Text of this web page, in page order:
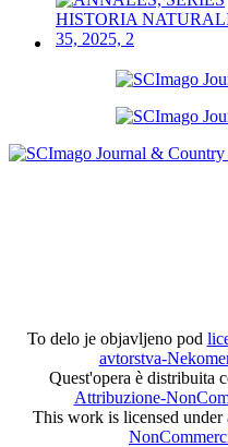
To delo je objavljeno pod
avtorstva-
Quest'opera è distribuita
Attribuzione-
This work is licensed under